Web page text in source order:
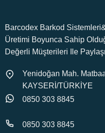
Barcodex Barkod
Üretimi Boyunca Sahip
Değerli Müşterileri Ile
Yenidoğan Mah.
KAYSERİ/TÜRKİYE
0850 303 8845
0850 303 8845